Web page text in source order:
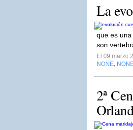
La
que es
son
El 09 marzo
NONE
2ª